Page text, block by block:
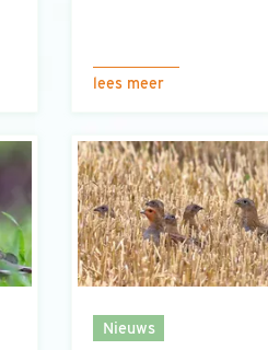
lees meer
Nieuws